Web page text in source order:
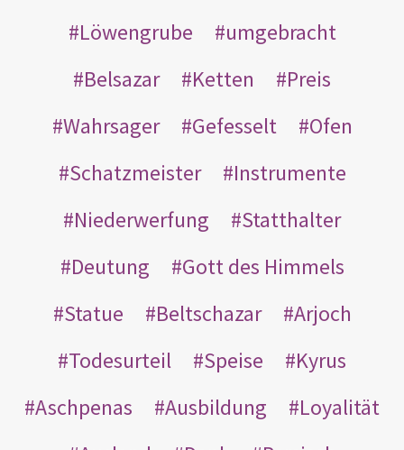
Löwengrube
umgebracht
Belsazar
Ketten
Preis
Wahrsager
Gefesselt
Ofen
Schatzmeister
Instrumente
Niederwerfung
Statthalter
Deutung
Gott des Himmels
Statue
Beltschazar
Arjoch
Todesurteil
Speise
Kyrus
Aschpenas
Ausbildung
Loyalität